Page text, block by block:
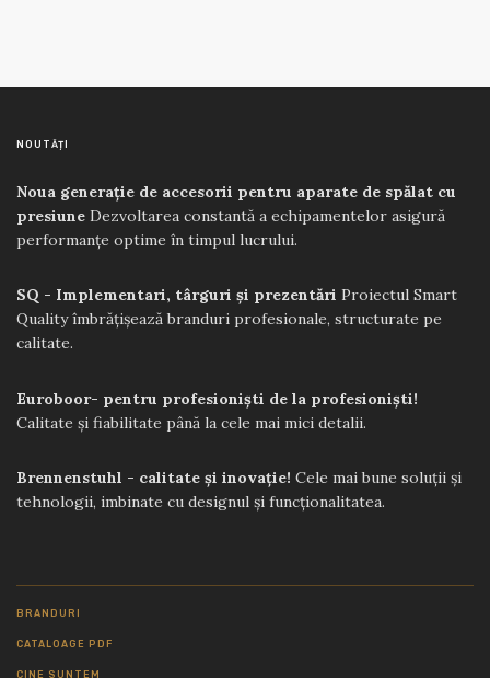
NOUTĂȚI
Noua generație de accesorii pentru aparate de spălat cu
presiune Dezvoltarea constantă a echipamentelor asigură
performanțe optime în timpul lucrului.
SQ - Implementari, târguri și prezentări Proiectul Smart
Quality îmbrățișează branduri profesionale, structurate pe
calitate.
Euroboor- pentru profesioniști de la profesioniști!
Calitate și fiabilitate până la cele mai mici detalii.
Brennenstuhl - calitate și inovație! Cele mai bune soluții și
tehnologii, imbinate cu designul și funcționalitatea.
BRANDURI
CATALOAGE PDF
CINE SUNTEM